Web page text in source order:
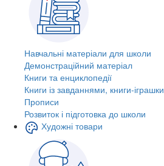
Навчальні матеріали для школи
Демонстраційний матеріал
Книги та енциклопедії
Книги із завданнями, книги-іграшки
Прописи
Розвиток і підготовка до школи
Художні товари